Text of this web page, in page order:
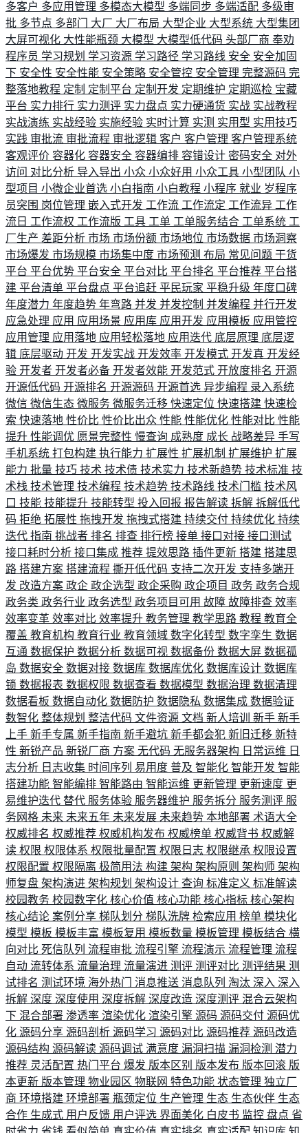
多客户 多应用管理 多模态大模型 多端同步 多端适配 多级审
批 多节点 多部门 大厂 大厂布局 大型企业 大型系统 大型集团
大屏可视化 大性能瓶颈 大模型 大模型低代码 头部厂商 奉劝
程序员 学习规划 学习资源 学习路径 学习路线 安全 安全加固
下 安全性 安全性能 安全策略 安全管控 安全管理 完整源码 完
整落地教程 定制 定制平台 定制开发 定期维护 定期巡检 宝藏
平台 实力排行 实力测评 实力盘点 实力硬通货 实战 实战教程
实战演练 实战经验 实施经验 实时计算 实测 实用型 实用技巧
实践 审批流 审批流程 审批逻辑 客户 客户管理 客户管理系统
客观评价 容器化 容器安全 容器编排 容错设计 密码安全 对外
访问 对比分析 导入导出 小众 小众好用 小众工具 小型团队 小
型项目 小微企业首选 小白指南 小白教程 小程序 就业 岁程序
员突围 岗位管理 嵌入式开发 工作流 工作流定 工作流异 工作
流日 工作流权 工作流版 工具 工单 工单服务结合 工单系统 工
厂生产 差距分析 市场 市场份额 市场地位 市场数据 市场洞察
市场爆发 市场规模 市场集中度 市场预测 布局 常见问题 干货
平台 平台优势 平台安全 平台对比 平台排名 平台推荐 平台搭
建 平台清单 平台盘点 平台追赶 平民玩家 平稳升级 年度口碑
年度潜力 年度趋势 年弯路 并发 并发控制 并发编程 并行开发
应急处理 应用 应用场景 应用库 应用开发 应用模板 应用管控
应用管理 应用落地 应用轻松落地 应用迭代 底层原理 底层逻
辑 底层驱动 开发 开发实战 开发效率 开发模式 开发真 开发经
验 开发者 开发者必备 开发者效能 开发范式 开放度排名 开源
开源低代码 开源排名 开源源码 开源首选 异步编程 录入系统
微信 微信生态 微服务 微服务迁移 快速定位 快速搭建 快速检
索 快速落地 性价比 性价比出众 性能 性能优化 性能对比 性能
提升 性能调优 愿景完整性 慢查询 成熟度 成长 战略差异 手写
手机系统 打包构建 执行能力 扩展性 扩展机制 扩展维护 扩展
能力 批量 技巧 技术 技术债 技术实力 技术新趋势 技术标准 技
术栈 技术管理 技术编程 技术趋势 技术路线 技术门槛 技术风
口 技能 技能提升 技能转型 投入回报 报告解读 拆解 拆解低代
码 拒绝 拓展性 拖拽开发 拖拽式搭建 持续交付 持续优化 持续
迭代 指南 挑战者 排名 排查 排行榜 接单 接口对接 接口测试
接口耗时分析 接口集成 推荐 提效思路 插件更新 搭建 搭建思
路 搭建方案 搭建流程 撕开低代码 支持二次开发 支持多端开
发 改造方案 政企 政企选型 政企采购 政企项目 政务 政务合规
政务类 政务行业 政务选型 政务项目可用 故障 故障排查 效率
效率变革 效率对比 效率提升 教务管理 教学思路 教程 教育全
覆盖 教育机构 教育行业 教育领域 数字化转型 数字孪生 数据
互通 数据保护 数据分析 数据可视 数据备份 数据大屏 数据孤
岛 数据安全 数据对接 数据库 数据库优化 数据库设计 数据库
锁 数据报表 数据权限 数据查看 数据模型 数据治理 数据清理
数据看板 数据自动化 数据防护 数据隐私 数据集成 数据验证
数智化 整体规划 整洁代码 文件资源 文档 新人培训 新手 新手
上手 新手专属 新手指南 新手避坑 新手都会犯 新旧迁移 新特
性 新锐产品 新锐厂商 方案 无代码 无服务器架构 日常运维 日
志分析 日志收集 时间序列 易用度 普及 智能化 智能开发 智能
搭建功能 智能编排 智能路由 智能运维 更新管理 更新速度 更
易维护迭代 替代 服务体验 服务器维护 服务拆分 服务测评 服
务网格 未来 未来五年 未来发展 未来趋势 本地部署 术语大全
权威排名 权威推荐 权威机构发布 权威榜单 权威背书 权威解
读 权限 权限体系 权限批量配置 权限日志 权限继承 权限设置
权限配置 权限隔离 极简用法 构建 架构 架构原则 架构师 架构
师复盘 架构演进 架构规划 架构设计 查询 标准定义 标准解读
校园教务 校园数字化 核心价值 核心功能 核心指标 核心架构
核心结论 案例分享 梯队划分 梯队洗牌 检索应用 榜单 模块化
模型 模板 模板丰富 模板复用 模板数量 模板管理 模板结合 横
向对比 死信队列 流程审批 流程引擎 流程演示 流程管理 流程
自动 流转体系 流量治理 流量演进 测评 测评对比 测评结果 测
试排名 测试环境 海外热门 消息推送 消息队列 淘汰 深入 深入
拆解 深度 深度使用 深度拆解 深度改造 深度测评 混合云架构
下 混合部署 渗透率 渲染优化 渲染引擎 源码 源码交付 源码优
化 源码分享 源码剖析 源码学习 源码对比 源码推荐 源码改造
源码结构 源码解读 源码调试 满意度 漏洞扫描 漏洞检测 潜力
推荐 灵活配置 热门平台 爆发 版本区别 版本发布 版本回滚 版
本更新 版本管理 物业园区 物联网 特色功能 状态管理 独立厂
商 环境搭建 环境部署 瓶颈定位 生产管理 生态 生态伙伴 生态
合作 生成式 用户反馈 用户评选 界面美化 白皮书 监控 盘点 省